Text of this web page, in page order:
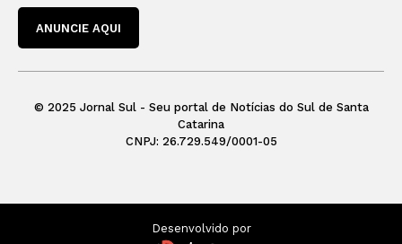
ANUNCIE AQUI
© 2025 Jornal Sul - Seu portal de Notícias do Sul de Santa
Catarina
CNPJ: 26.729.549/0001-05
Desenvolvido por